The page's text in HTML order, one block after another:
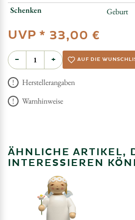
Schenken
Geburt
UVP * 33,00 €
− + AUF DIE
Herstellerangaben
Warnhinweise
ÄHNLICHE ARTIKEL,
INTERESSIEREN